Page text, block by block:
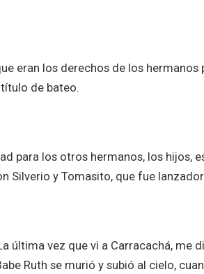
eran los derechos de los
de bateo.
para los otros hermanos, los hijos,
Silverio y Tomasito, que fue
última vez que vi a Carracachá, me
Ruth se murió y subió al cielo,